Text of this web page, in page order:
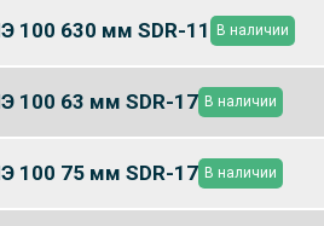
100 630 мм SDR-11 В наличии
100 63 мм SDR-17 В наличии
100 75 мм SDR-17 В наличии